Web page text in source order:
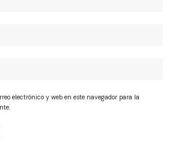
electrónico y web en este navegador para la